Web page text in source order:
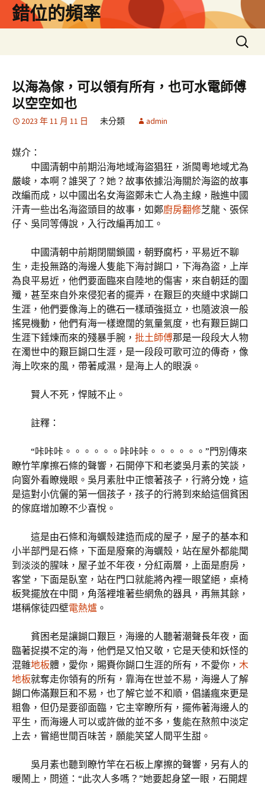
錯位的頻率
搜
尋
鍵
字:
以海為傢，可以領有所有，也可水電師傅
以空空如也
2023 年 11 月 11 日 未分類 admin
媒介：
中國清朝中前期沿海地域海盜猖狂，浙閩粵地域尤為
嚴峻，本啊？誰哭了？她？故事依據沿海關於海盜的故事
改編而成，以中國出名女海盜鄭未亡人為主線，融進中國
汗青一些出名海盜頭目的故事，如鄭廚房翻修芝龍、張保
仔、吳同等傳說，入行改編再加工。
中國清朝中前期閉關鎖國，朝野腐朽，平易近不聊
生，走投無路的海邊人隻能下海討餬口，下海為盜，上岸
為良平易近，他們要面臨來自陸地的傷害，來自朝廷的圍
殲，甚至來自外來侵犯者的擺弄，在艱巨的夾縫中求餬口
生涯，他們要像海上的礁石一樣頑強挺立，也隨波浪一般
搖晃機動，他們有海一樣遼闊的氣量氣度，也有艱巨餬口
生涯下錘煉而來的殘暴手腕， 批土師傅那是一段段大人物
在濁世中的艱巨餬口生涯，是一段段可歌可泣的傳奇，像
海上吹來的風，帶著咸濕，是海上人的眼淚。
賢人不死，悍賊不止。
註釋：
“咔咔咔。。。。。。咔咔咔。。。。。。”門別傳來
瞭竹竿摩擦石條的聲響，石開停下和老婆吳月素的笑談，
向窗外看瞭幾眼。吳月素肚中正懷著孩子，行將分娩，這
是這對小伉儷的第一個孩子，孩子的行將到來給這個貧困
的傢庭增加瞭不少喜悅。
這是由石條和海蠣殼建造而成的屋子，屋子的基本和
小半部門是石條，下面是廢棄的海蠣殼，站在屋外都能聞
到淡淡的腥味，屋子並不年夜，分紅兩層，上面是廚房，
客堂，下面是臥室，站在門口就能將內裡一眼望絕，桌椅
板凳擺放在中間，角落裡堆著些網魚的器具，再無其餘，
堪稱傢徒四壁電熱爐 。
貧困老是讓餬口艱巨，海邊的人聽著潮聲長年夜，面
臨著捉摸不定的海，他們是又怕又敬，它是天使和妖怪的
混雜地板體，愛你，賜賚你餬口生涯的所有，不愛你， 木
地板就奪走你領有的所有，靠海在世並不易，海邊人了解
餬口佈滿艱巨和不易，也了解它並不和順，倡議瘋來更是
粗魯，但仍是要卻面臨，它主宰瞭所有，擺佈著海邊人的
平生，而海邊人可以或許做的並不多，隻能在熬煎中淡定
上去，嘗絕世間百味苦，願能笑望人間平生甜。
吳月素也聽到瞭竹竿在石板上摩擦的聲響，另有人的
暖鬧上，問道：“此次人多嗎？”她要起身望一眼，石開趕